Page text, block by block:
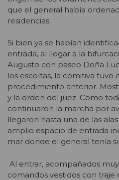
que el general había
residencias.
Si bien ya se habían
entrada, al llegar a la
Augusto con paseo Doña
los escoltas, la comitiva tuvo
procedimiento anterior.
y la orden del juez. Como
continuaron la marcha por
llegaron hasta una de las
amplio espacio de entrada
mar donde el general tenía
Al entrar, acompañados
comandos vestidos con traje